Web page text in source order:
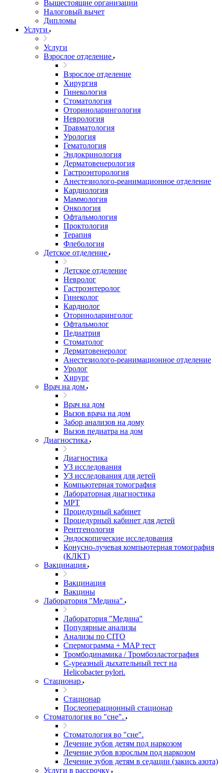
Вышестоящие организации
Налоговый вычет
Дипломы
Услуги
Услуги
Взрослое отделение
Взрослое отделение
Хирургия
Гинекология
Стоматология
Оториноларингология
Неврология
Травматология
Урология
Гематология
Эндокринология
Дерматовенерология
Гастроэнторология
Анестезиолого-реанимационное отделение
Кардиология
Маммология
Онкология
Офтальмология
Проктология
Терапия
Флебология
Детское отделение
Детское отделение
Невролог
Гастроэнтеролог
Гинеколог
Кардиолог
Оториноларинголог
Офтальмолог
Педиатрия
Стоматолог
Дерматовенеролог
Анестезиолого-реанимационное отделение
Уролог
Хирург
Врач на дом
Врач на дом
Вызов врача на дом
Забор анализов на дому
Вызов педиатра на дом
Диагностика
Диагностика
УЗ исследования
УЗ исследования для детей
Компьютерная томография
Лабораторная диагностика
МРТ
Процедурный кабинет
Процедурный кабинет для детей
Рентгенология
Эндоскопические исследования
Конусно-лучевая компьютерная томография
(КЛКТ)
Вакцинация
Вакцинация
Вакцины
Лаборатория "Медина"
Лаборатория "Медина"
Популярные анализы
Анализы по CITO
Спермограмма + МАР тест
Тромбодинамика / Тромбоэластография
С-уреазный дыхательный тест на
Helicobacter pylori.
Стационар
Стационар
Послеоперационный стационар
Стоматология во "сне".
Стоматология во "сне".
Лечение зубов детям под наркозом
Лечение зубов взрослым под наркозом
Лечение зубов детям в седации (закись азота)
Услуги в рассрочку